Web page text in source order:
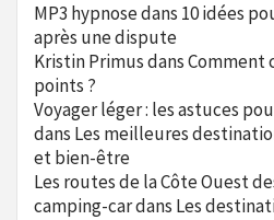
MP3 hypnosedans 10 idées
après une dispute
Kristin PrimusdansComment
points ?
Voyager léger : les astuces
dans Les meilleures
et bien-être
Les routes de la Côte Ouest
camping-cardans Les